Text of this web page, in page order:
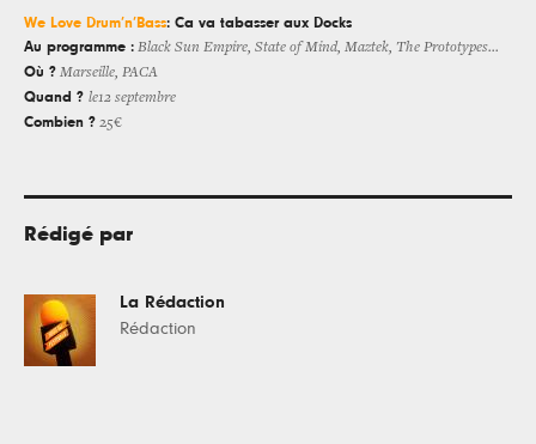
We Love Drum’n’Bass: Ca va tabasser aux Docks
Au programme : Black Sun Empire, State of Mind, Maztek, The Prototypes…
Où ? Marseille, PACA
Quand ? le12 septembre
Combien ? 25€
Rédigé par
La Rédaction
Rédaction